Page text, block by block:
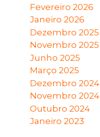
Fevereiro 2026
Janeiro 2026
Dezembro 2025
Novembro 2025
Junho 2025
Março 2025
Dezembro 2024
Novembro 2024
Outubro 2024
Janeiro 2023